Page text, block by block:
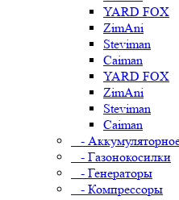
YARD FOX
ZimAni
Steviman
Caiman
YARD FOX
ZimAni
Steviman
Caiman
-
- Газонокосилки
- Генераторы
- Компрессоры